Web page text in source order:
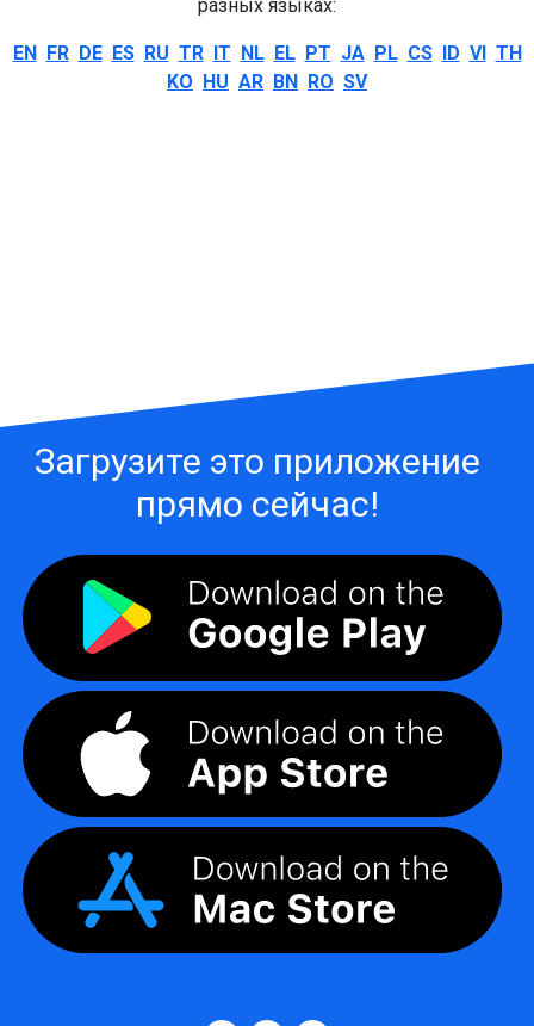
разных языках:
EN FR DE ES RU TR IT NL EL PT JA PL CS ID VI TH
KO HU AR BN RO SV
Загрузите это приложение
прямо сейчас!